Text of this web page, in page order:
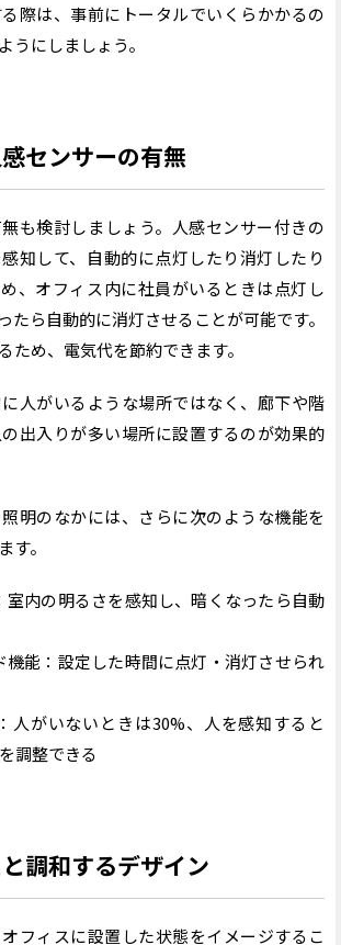
際は、事前にトータルでいくらかかるの
うにしましょう。
センサーの有無
も検討しましょう。人感センサー付きの
知して、自動的に点灯したり消灯したり
、オフィス内に社員がいるときは点灯し
たら自動的に消灯させることが可能です。
ため、電気代を節約できます。
人がいるような場所ではなく、廊下や階
出入りが多い場所に設置するのが効果的
明のなかには、さらに次のような機能を
す。
室内の明るさを感知し、暗くなったら自動
機能：設定した時間に点灯・消灯させられ
人がいないときは30%、人を感知すると
調整できる
調和するデザイン
フィスに設置した状態をイメージするこ